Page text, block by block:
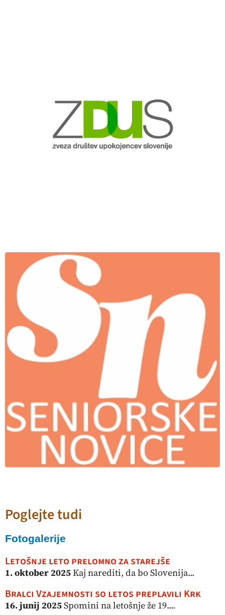
Poglejte tudi
Fotogalerije
Letošnje leto prelomno za starejše
1. oktober 2025Kaj narediti, da bo Slovenija...
Bralci Vzajemnosti so letos preplavili Krk
16. junij 2025Spomini na letošnje že 19....